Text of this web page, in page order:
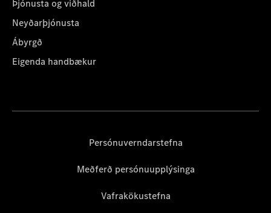
Þjónusta og viðhald
Neyðarþjónusta
Ábyrgð
Eigenda handbækur
Persónuverndarstefna
Meðferð persónuupplýsinga
Vafrakökustefna